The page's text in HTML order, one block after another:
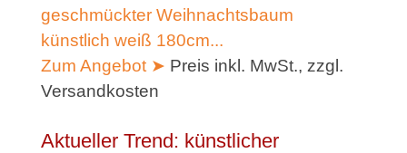
geschmückter Weihnachtsbaum
künstlich weiß 180cm...
Zum Angebot ➤ Preis inkl. MwSt., zzgl.
Versandkosten
Aktueller Trend: künstlicher